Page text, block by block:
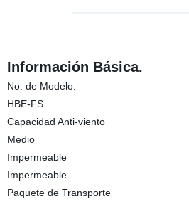
Información Básica.
No. de Modelo.
HBE-FS
Capacidad Anti-viento
Medio
Impermeable
Impermeable
Paquete de Transporte